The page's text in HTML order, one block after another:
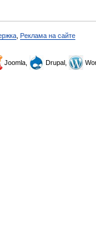
Реклама на сайте
Joomla, Drupal,